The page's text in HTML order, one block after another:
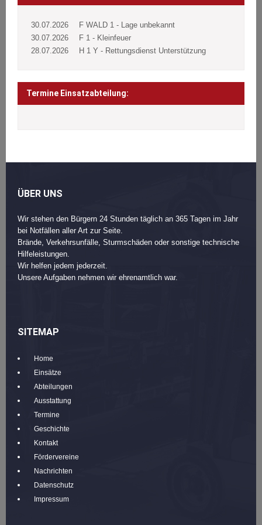
30.07.2026
F WALD 1 - Lage unbekannt
30.07.2026
F 1 - Kleinfeuer
28.07.2026
H 1 Y - Rettungsdienst Unterstützung
Termine Einsatzabteilung:
ÜBER UNS
Wir stehen den Bürgern 24 Stunden täglich an 365 Tagen im Jahr
bei Notfällen aller Art zur Seite.
Brände, Verkehrsunfälle, Sturmschäden oder sonstige technische
Hilfeleistungen.
Wir helfen jedem jederzeit.
Unsere Aufgaben nehmen wir ehrenamtlich war.
SITEMAP
Home
Einsätze
Abteilungen
Ausstattung
Termine
Geschichte
Kontakt
Fördervereine
Nachrichten
Datenschutz
Impressum